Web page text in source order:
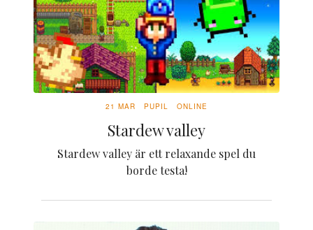
21 MAR PUPIL ONLINE
Stardew valley
Stardew valley är ett relaxande spel du
borde testa!